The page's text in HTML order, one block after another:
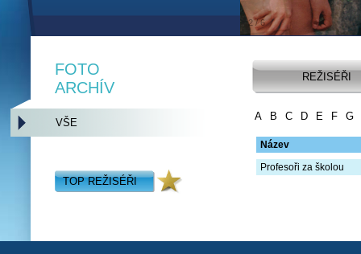
2/6
REŽISÉŘI
A B C D E F G
Název
Profesoři za školou
FOTO
ARCHÍV
VŠE
TOP REŽISÉŘI